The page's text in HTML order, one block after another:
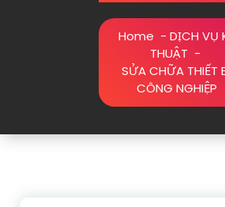
Home - DỊCH VỤ
THUẬT -
SỬA CHỮA THIẾT
CÔNG NGHIỆP